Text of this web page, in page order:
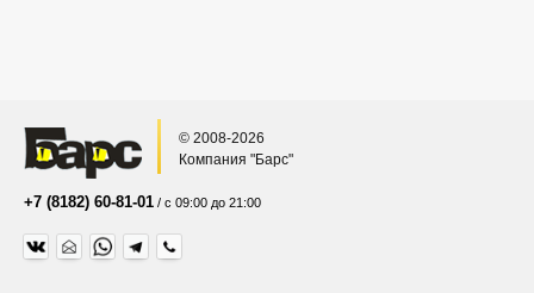
© 2008-2026
Компания "Барс"
+7 (8182) 60-81-01 / с 09:00 до 21:00